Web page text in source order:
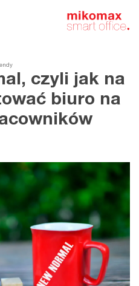
czyli jak na
biuro na